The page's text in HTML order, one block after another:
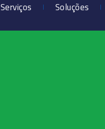
Serviços Soluções